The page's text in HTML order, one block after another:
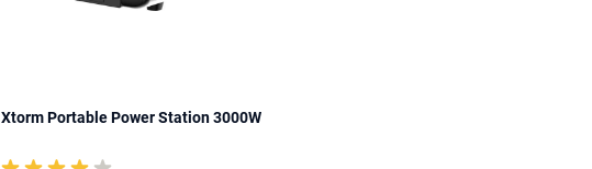
Xtorm Portable Power Station 3000W